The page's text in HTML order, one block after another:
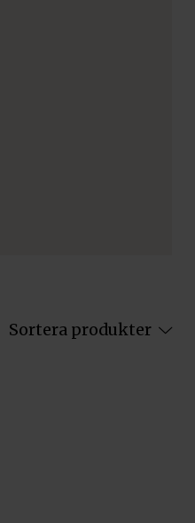
Sortera produkter